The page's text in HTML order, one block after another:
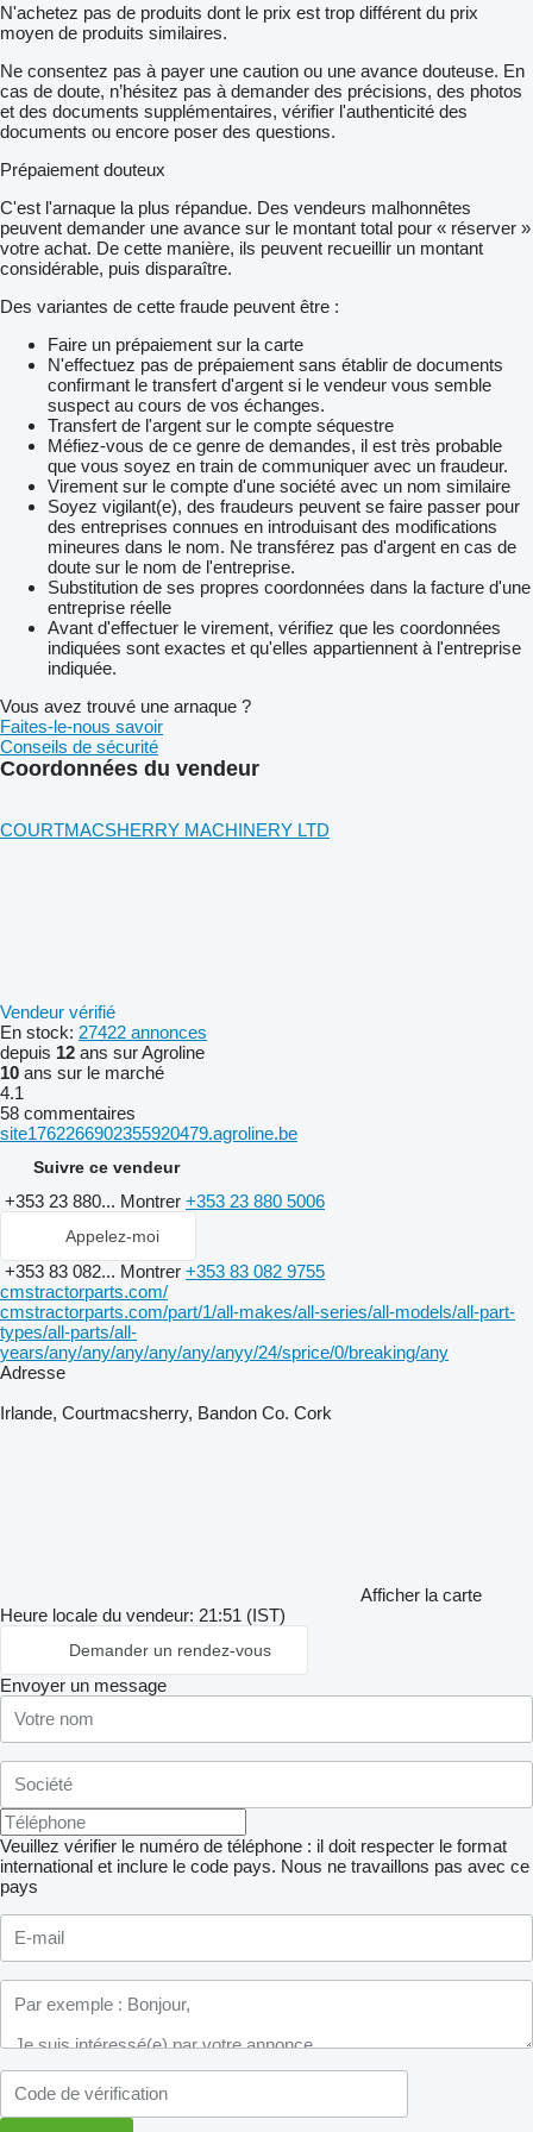
N'achetez pas de produits dont le prix est trop différent du prix
moyen de produits similaires.
Ne consentez pas à payer une caution ou une avance douteuse. En
cas de doute, n’hésitez pas à demander des précisions, des photos
et des documents supplémentaires, vérifier l'authenticité des
documents ou encore poser des questions.
Prépaiement douteux
C'est l'arnaque la plus répandue. Des vendeurs malhonnêtes
peuvent demander une avance sur le montant total pour « réserver »
votre achat. De cette manière, ils peuvent recueillir un montant
considérable, puis disparaître.
Des variantes de cette fraude peuvent être :
Faire un prépaiement sur la carte
N'effectuez pas de prépaiement sans établir de documents
confirmant le transfert d'argent si le vendeur vous semble
suspect au cours de vos échanges.
Transfert de l'argent sur le compte séquestre
Méfiez-vous de ce genre de demandes, il est très probable
que vous soyez en train de communiquer avec un fraudeur.
Virement sur le compte d'une société avec un nom similaire
Soyez vigilant(e), des fraudeurs peuvent se faire passer pour
des entreprises connues en introduisant des modifications
mineures dans le nom. Ne transférez pas d'argent en cas de
doute sur le nom de l'entreprise.
Substitution de ses propres coordonnées dans la facture d'une
entreprise réelle
Avant d'effectuer le virement, vérifiez que les coordonnées
indiquées sont exactes et qu'elles appartiennent à l'entreprise
indiquée.
Vous avez trouvé une arnaque ?
Faites-le-nous savoir
Conseils de sécurité
Coordonnées du vendeur
COURTMACSHERRY MACHINERY LTD
Vendeur vérifié
En stock: 27422 annonces
depuis 12 ans sur Agroline
10 ans sur le marché
4.1
58 commentaires
site1762266902355920479.agroline.be
Suivre ce vendeur
+353 23 880... Montrer +353 23 880 5006
Appelez-moi
+353 83 082... Montrer +353 83 082 9755
cmstractorparts.com/
cmstractorparts.com/part/1/all-makes/all-series/all-models/all-part-
types/all-parts/all-
years/any/any/any/any/any/anyy/24/sprice/0/breaking/any
Adresse
Irlande, Courtmacsherry, Bandon Co. Cork
Afficher la carte
Heure locale du vendeur: 21:51 (IST)
Demander un rendez-vous
Envoyer un message
Veuillez vérifier le numéro de téléphone : il doit respecter le format
international et inclure le code pays. Nous ne travaillons pas avec ce
pays